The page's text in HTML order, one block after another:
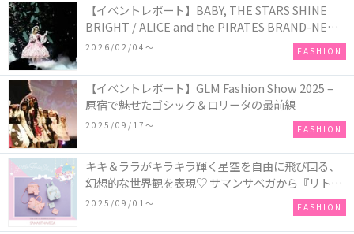
【イベントレポート】BABY, THE STARS SHINE
BRIGHT / ALICE and the PIRATES BRAND-NEW
COLLECTION in TOKYO
2026/02/04〜 FASHION
【イベントレポート】GLM Fashion Show 2025 –
原宿で魅せたゴシック＆ロリータの最前線
2025/09/17〜 FASHION
キキ＆ララがキラキラ輝く星空を自由に飛び回る、
幻想的な世界観を表現♡ サマンサベガから『リトル
ツインスターズ』50周年アニバーサリーイヤー』を
2025/09/01〜 FASHION